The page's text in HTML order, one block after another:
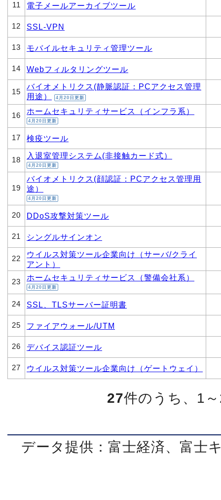
11 電子メールアーカイブツール
12 SSL-VPN
13 モバイルセキュリティ管理ツール
14 Webフィルタリングツール
15
バイオメトリクス(静脈認証：PCアクセス管理
用途）
4月20日更新
16 ホームセキュリティサービス（インフラ系）
4月20日更新
17 検疫ツール
18 入退室管理システム(非接触カード式）
4月20日更新
19
バイオメトリクス(顔認証：PCアクセス管理用
途）
4月20日更新
20 DDoS攻撃対策ツール
21 シングルサインオン
22
ウイルス対策ツール企業向け（サーバ/クライ
アント）
23 ホームセキュリティサービス（警備会社系）
4月20日更新
24 SSL、TLSサーバー証明書
25 ファイアウォール/UTM
26 デバイス認証ツール
27 ウイルス対策ツール企業向け（ゲートウェイ）
27件のうち、1
データ提供：富士経済、富士